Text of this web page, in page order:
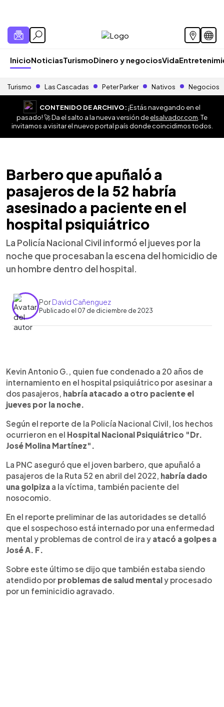
InicioNoticiasTurismoDinero y negociosVida
Turismo Las Cascadas Peter Parker Nativos Negocios
CONTENIDO DE ARCHIVO:¡Estás navegando en el
pasado! 🚀 Da el salto a la nueva versión deelsalvador.com . Te
invitamos a visitar el nuevo portal país donde coincidimos todos.
Barbero que apuñaló a
pasajeros de la 52 habría
asesinado a paciente en el
hospital psiquiátrico
La Policía Nacional Civil informó el jueves por la
noche que procesaban la escena del homicidio de
un hombre dentro del hospital.
PorDavid Cañenguez
Publicado el 07 de diciembre de 2023
► Escuchar artículo
Kevin Antonio G., quien fue condenado a 20 años de
internamiento en el hospital psiquiátrico por asesinar a
dos pasajeros, habría atacado a otro paciente el
jueves por la noche.
Según el reporte de la Policía Nacional Civil, los hechos
ocurrieron en el Hospital Nacional Psiquiátrico "Dr.
José Molina Martínez".
La PNC aseguró que el joven barbero, que apuñaló a
pasajeros de la Ruta 52 en abril del 2022, habría dado
una golpiza a la víctima, también paciente del
nosocomio.
En el reporte preliminar de las autoridades se detalló
que el sospechoso está internado por una enfermedad
mental y problemas de control de ira y atacó a golpes a
José A. F.
Sobre este último se dijo que también estaba siendo
atendido por problemas de salud mentaly procesado
por un feminicidio agravado.